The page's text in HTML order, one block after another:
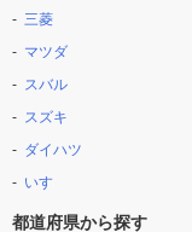
三菱
マツダ
スバル
スズキ
ダイハツ
いすゞ
都道府県から探す